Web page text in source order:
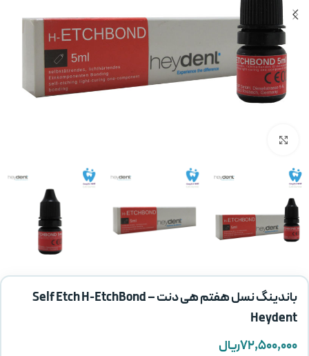
باندینگ نسل هفتم هی دنت – Self Etch H-EtchBond
Heydent
۷۲,۵۰۰,۰۰۰ریال